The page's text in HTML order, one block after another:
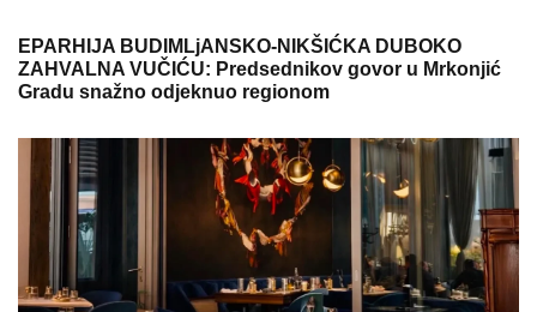
EPARHIJA BUDIMLjANSKO-NIKŠIĆKA DUBOKO
ZAHVALNA VUČIĆU: Predsednikov govor u Mrkonjić
Gradu snažno odjeknuo regionom